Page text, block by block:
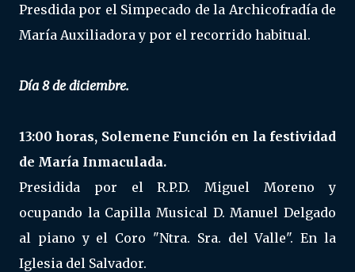
Presdida por el Simpecado de la Archicofradía de
María Auxiliadora y por el recorrido habitual.
Día 8 de diciembre.
13:00 horas, Solemene Función en la festividad
de María Inmaculada.
Presidida por el R.P.D. Miguel Moreno y
ocupando la Capilla Musical D. Manuel Delgado
al piano y el Coro "Ntra. Sra. del Valle". En la
Iglesia del Salvador.